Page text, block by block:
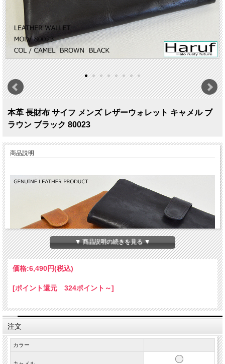
本革 長財布 サイフ メンズ レザーウォレット キャメル ブ
ラウン ブラック 80023
商品説明
▼ 商品説明の続きを見る ▼
価格:6,490円(税込)
[ポイント還元 324ポイント～]
注文
カラー